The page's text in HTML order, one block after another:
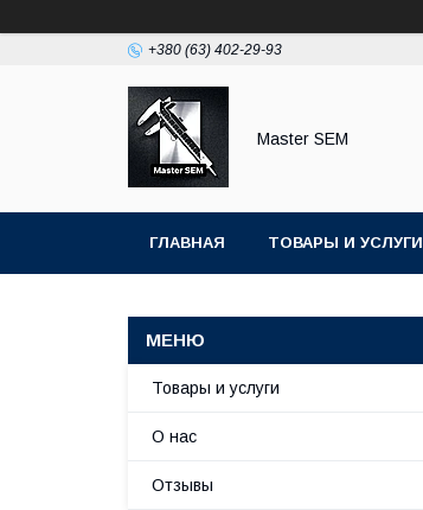
+380 (63) 402-29-93
Master SEM
ГЛАВНАЯ ТОВАРЫ И УСЛУГИ
Товары и услуги
О нас
Отзывы